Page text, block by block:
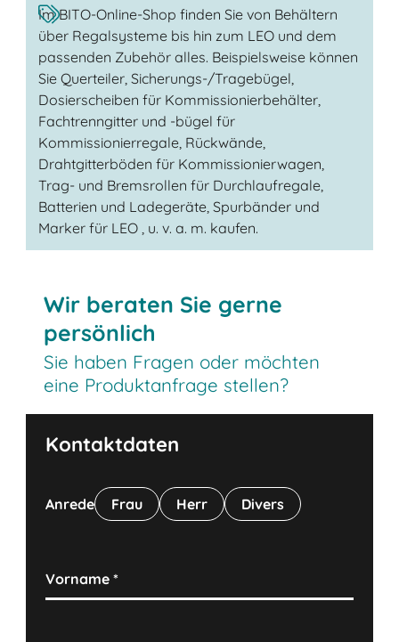
Im BITO-Online-Shop finden Sie von Behältern
über Regalsysteme bis hin zum LEO und dem
passenden Zubehör alles. Beispielsweise können
Sie Querteiler, Sicherungs-/Tragebügel,
Dosierscheiben für Kommissionierbehälter,
Fachtrenngitter und -bügel für
Kommissionierregale, Rückwände,
Drahtgitterböden für Kommissionierwagen,
Trag- und Bremsrollen für Durchlaufregale,
Batterien und Ladegeräte, Spurbänder und
Marker für LEO , u. v. a. m. kaufen.
Wir beraten Sie gerne
persönlich
Sie haben Fragen oder möchten
eine Produktanfrage stellen?
Kontaktdaten
Anrede Frau Herr Divers
Vorname*